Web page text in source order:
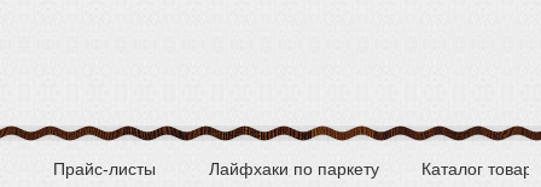
Лайфхаки по паркету Каталог
Прайс-листы